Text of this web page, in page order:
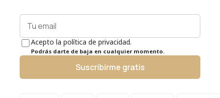
Acepto la política de privacidad.
Podrás darte de baja en cualquier momento.
Suscribirme gratis